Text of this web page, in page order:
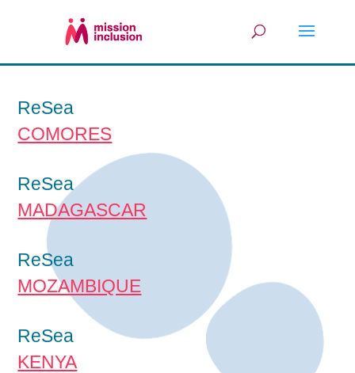
ReSea
COMORES
ReSea
MADAGASCAR
ReSea
MOZAMBIQUE
ReSea
KENYA